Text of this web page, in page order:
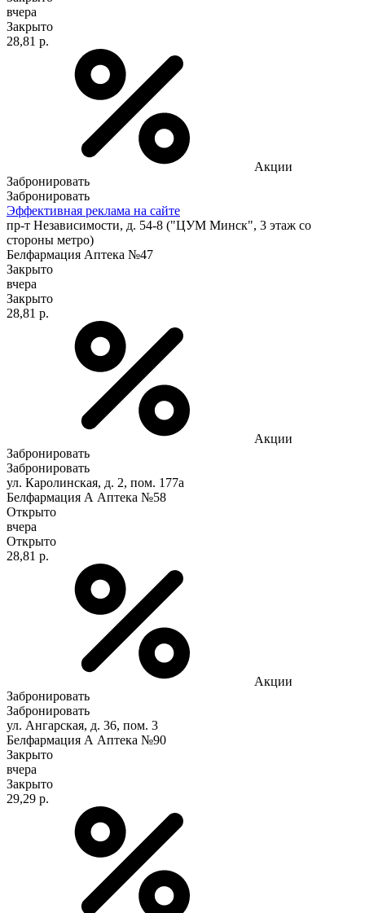
вчера
Закрыто
28,81 р.
Акции
Забронировать
Забронировать
Эффективная реклама на сайте
пр-т Независимости, д. 54-8 ("ЦУМ Минск", 3 этаж со
стороны метро)
Белфармация Аптека №47
Закрыто
вчера
Закрыто
28,81 р.
Акции
Забронировать
Забронировать
ул. Каролинская, д. 2, пом. 177а
Белфармация А Аптека №58
Открыто
вчера
Открыто
28,81 р.
Акции
Забронировать
Забронировать
ул. Ангарская, д. 36, пом. 3
Белфармация А Аптека №90
Закрыто
вчера
Закрыто
29,29 р.